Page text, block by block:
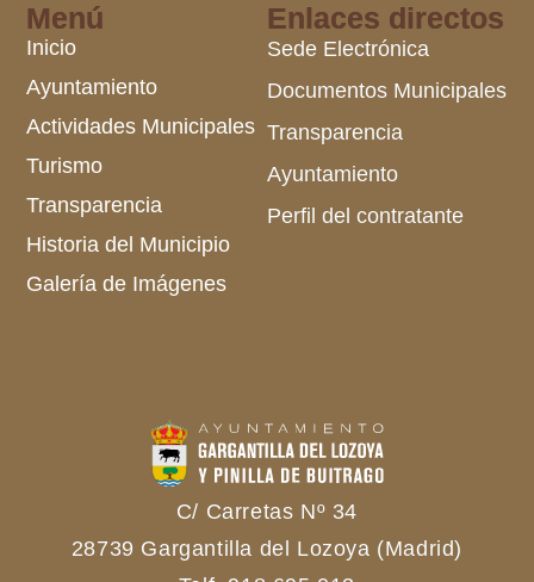
C/ Carretas Nº 34
28739 Gargantilla del Lozoya (Madrid)
Enlaces directos
Sede Electrónica
Documentos Municipales
Transparencia
Ayuntamiento
Perfil del contratante
Menú
Inicio
Ayuntamiento
Actividades Municipales
Turismo
Transparencia
Historia del Municipio
Galería de Imágenes